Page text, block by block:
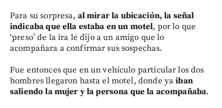
Para su sorpresa, al mirar la ubicación, la señal
indicaba que ella estaba en un motel, por lo que
‘preso’ de la ira le dijo a un amigo que lo
acompañara a confirmar sus sospechas.
Fue entonces que en un vehículo particular los dos
hombres llegaron hasta el motel, donde yaiban
saliendo la mujer y la persona que la acompañaba.